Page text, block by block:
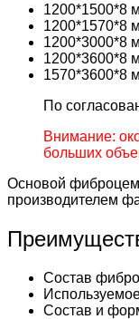
1200*1500*8
1200*1570*8
1200*3000*8
1200*3600*8
1570*3600*8
По
Внимание:
больших
Основой
производителем
Состав
Состав и